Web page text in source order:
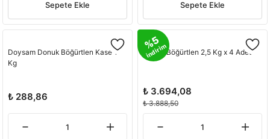
Sepete Ekle Sepete Ekle
Doysam Donuk Böğürtlen Kase 1
Kg
₺ 288,86
%5
indirim
Donuk Böğürtlen 2,5 Kg x 4 Adet
₺ 3.694,08
₺ 3.888,50